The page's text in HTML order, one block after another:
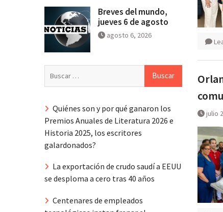
julio
Breves del mundo,
jueves 6 de agosto
agosto 6, 2026
Quiénes son y por qué ganaron los
Premios Anuales de Literatura 2026 e
Historia 2025, los escritores
galardonados?
La exportación de crudo saudí a EEUU
se desploma a cero tras 40 años
Centenares de empleados